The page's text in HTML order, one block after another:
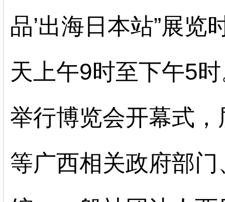
品’出海日本站”展
天上午9时至下午5
举行博览会开幕式
等广西相关政府部